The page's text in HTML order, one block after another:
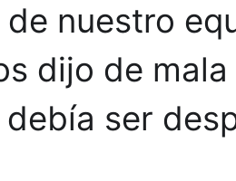
nuestro
dijo de
ser